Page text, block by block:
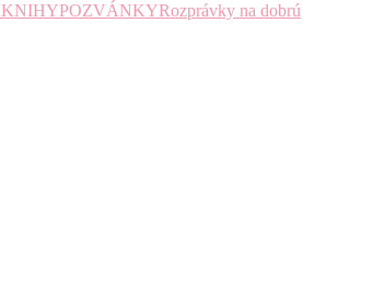
KNIHYPOZVÁNKYRozprávky na dobrú